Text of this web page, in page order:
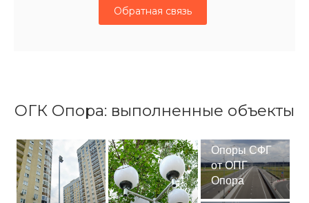
Обратная связь
ОГК Опора: выполненные объекты
Опоры СФГ
от ОПГ
Опора